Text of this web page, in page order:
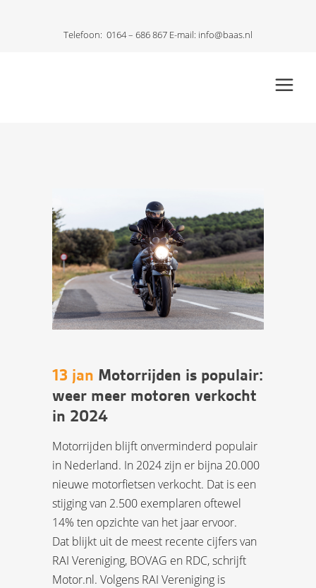
Telefoon: 0164 – 686 867 E-mail: info@baas.nl
13 jan Motorrijden is populair:
weer meer motoren verkocht
in 2024
Motorrijden blijft onverminderd populair
in Nederland. In 2024 zijn er bijna 20.000
nieuwe motorfietsen verkocht. Dat is een
stijging van 2.500 exemplaren oftewel
14% ten opzichte van het jaar ervoor.
Dat blijkt uit de meest recente cijfers van
RAI Vereniging, BOVAG en RDC, schrijft
Motor.nl. Volgens RAI Vereniging is